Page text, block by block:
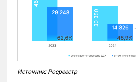
Источник: Росреестр